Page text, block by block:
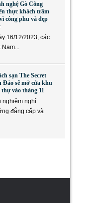
nghệ Gò Công
thực khách trầm
công phu và đẹp
16/12/2023, các
Nam...
sạn The Secret
Đảo sẽ mở cửa khu
thự vào tháng 11
nghiệm nghỉ
đẳng cấp và